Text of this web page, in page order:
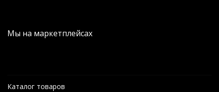
Мы на маркетплейсах
Каталог товаров